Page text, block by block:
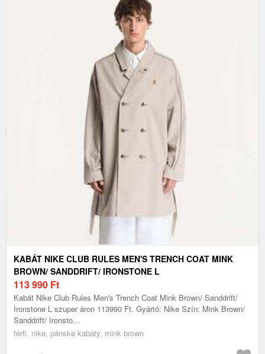
KABÁT NIKE CLUB RULES MEN'S TRENCH COAT MINK
BROWN/ SANDDRIFT/ IRONSTONE L
113 990 Ft
Kabát Nike Club Rules Men's Trench Coat Mink Brown/ Sanddrift/
Ironstone L szuper áron 113990 Ft. Gyártó: Nike Szín: Mink Brown/
Sanddrift/ Ironsto...
férfi, nike, pánské kabáty, mink brown